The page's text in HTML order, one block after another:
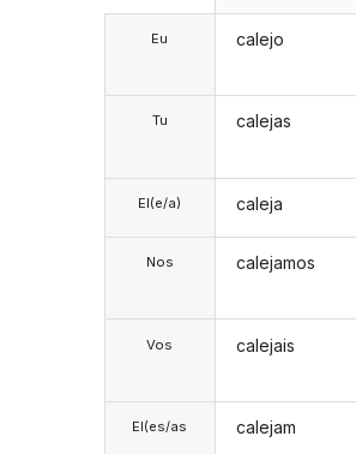
Eu
Tu
El(e/a)
Nos
Vos
El(es/as
calejo
calejas
caleja
calejamos
calejais
calejam